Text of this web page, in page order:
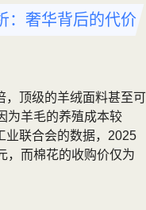
：奢华背后的代价
，顶级的羊绒面料甚至可
为羊毛的养殖成本较
业联合会的数据，2025
，而棉花的收购价仅为